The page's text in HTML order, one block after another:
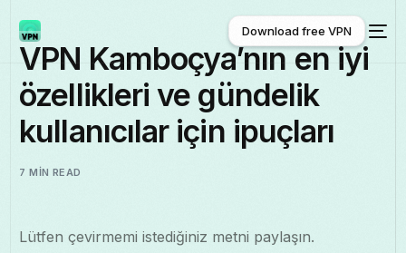
Download free VPN
Download free VPN
VPN Kamboçya’nın en iyi
özellikleri ve gündelik
kullanıcılar için ipuçları
7 MIN READ
Lütfen çevirmemi istediğiniz metni paylaşın.